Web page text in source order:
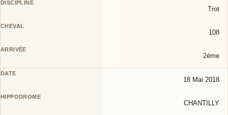
Trot
108
2éme
18 Mai 2018
CHANTILLY